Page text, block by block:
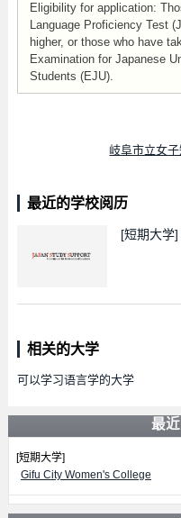
Eligibility for application:
Language Proficiency Test
higher, or those who have
Examination for Japanese
Students (EJU).
岐阜市立女
最近的学校阅历
[短期大学]
相关的大学
可以学习语言学的大学
最
[短期大学]
Gifu City Women's College